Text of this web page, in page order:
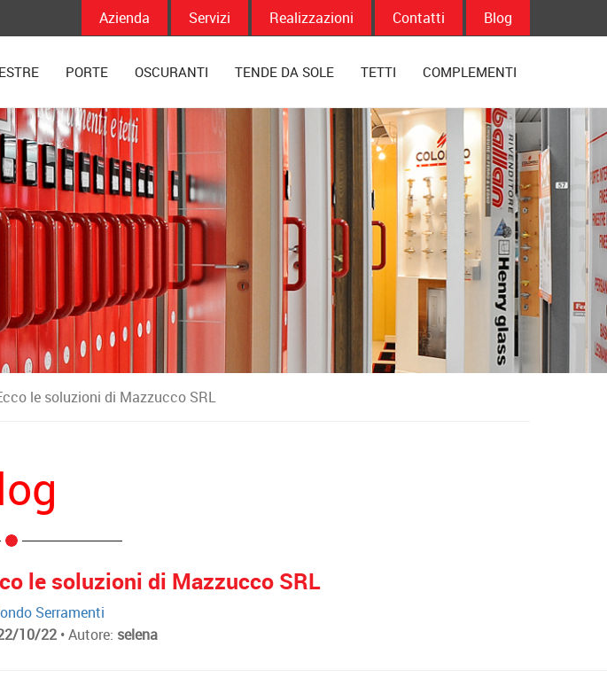
Azienda Servizi Realizzazioni Contatti Blog
PORTE OSCURANTI TENDE DA SOLE TETTI COMPLEMENTI
le soluzioni di Mazzucco SRL
le soluzioni di Mazzucco SRL
Serramenti
10/22• Autore: selena